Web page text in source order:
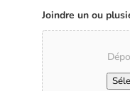
Joindre un ou